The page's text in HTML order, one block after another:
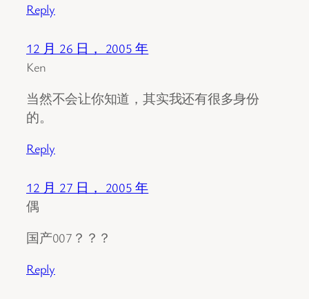
Reply
12 月 26 日， 2005 年
Ken
当然不会让你知道，其实我还有很多身份
的。
Reply
12 月 27 日， 2005 年
偶
国产007？？？
Reply